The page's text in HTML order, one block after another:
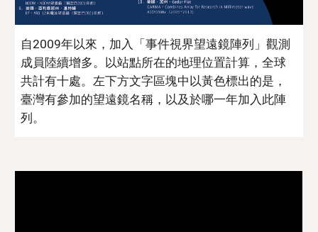
自2009年以來，加入「事件視界望遠鏡陣列」觀測
成員陸續增多。以站點所在的地理位置計算，全球
共計有十處。左下方文字區塊中以黃色標出的是，
臺灣有參加的望遠鏡名稱，以及於哪一年加入此陣
列。